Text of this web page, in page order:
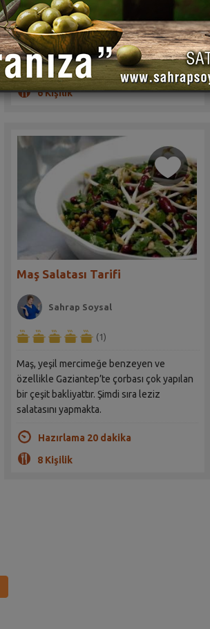
Harika soslu bir fasulye ezmesi tarifi
Hazırlama 30 dakika
6 Kişilik
Maş Salatası Tarifi
Sahrap Soysal
(1)
Maş, yeşil mercimeğe benzeyen ve
özellikle Gaziantep’te çorbası çok yapılan
bir çeşit bakliyattır. Şimdi sıra leziz
salatasını yapmakta.
Hazırlama 20 dakika
8 Kişilik